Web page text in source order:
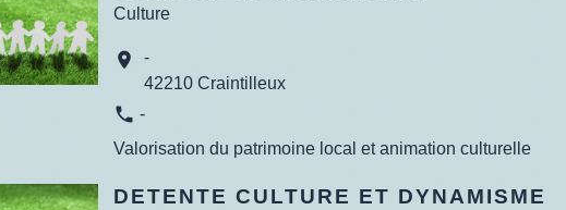
Culture
location_on
-
42210 Craintilleux
phone -
Valorisation du patrimoine local et animation culturelle
DETENTE CULTURE ET DYNAMISME